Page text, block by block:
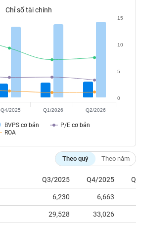
Chỉ số tài chính
BVPS cơ bản
P/E cơ bản
ROA
0
5
10
15
Q4/2025 Q1/2026 Q2/2026
Theo quý Theo năm
Q3/2025 Q4/2025
6,230 6,663
29,528 33,026